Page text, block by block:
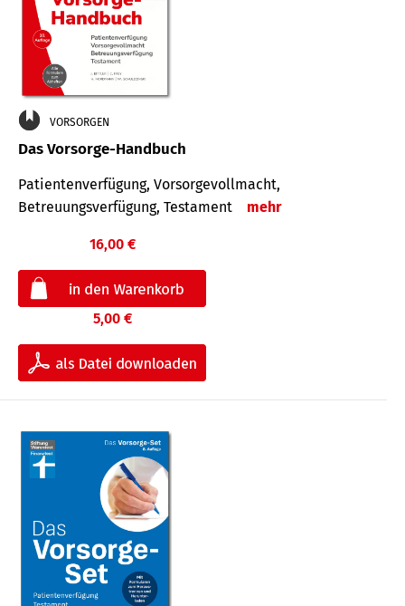
VORSORGEN
Das Vorsorge-Handbuch
Patientenverfügung, Vorsorgevollmacht,
Betreuungsverfügung, Testament
mehr
16,00 €
5,00 €